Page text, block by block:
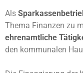
Als
Thema Finanzen zu
ehrenamtliche
den kommunalen